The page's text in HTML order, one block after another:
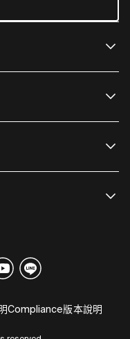
Compliance版本說明